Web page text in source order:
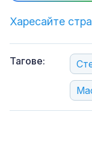
Харесайте
Тагове: